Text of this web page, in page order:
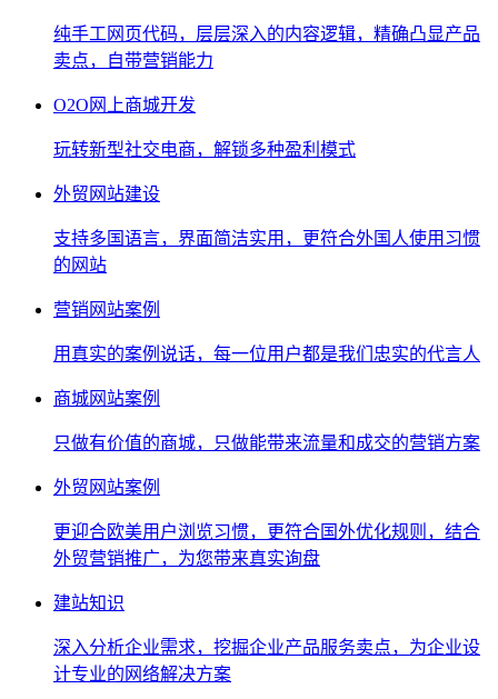
纯手工网页代码，层层深入的内容逻辑，精确凸显产品
卖点，自带营销能力
O2O网上商城开发
玩转新型社交电商，解锁多种盈利模式
外贸网站建设
支持多国语言，界面简洁实用，更符合外国人使用习惯
的网站
营销网站案例
用真实的案例说话，每一位用户都是我们忠实的代言人
商城网站案例
只做有价值的商城，只做能带来流量和成交的营销方案
外贸网站案例
更迎合欧美用户浏览习惯，更符合国外优化规则，结合
外贸营销推广，为您带来真实询盘
建站知识
深入分析企业需求，挖掘企业产品服务卖点，为企业设
计专业的网络解决方案